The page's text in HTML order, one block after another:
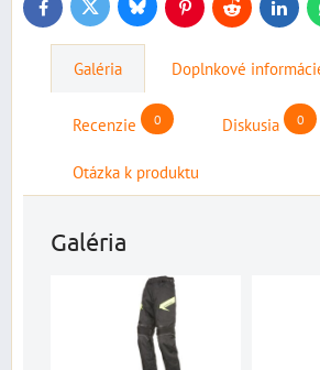
FacebookTwitter BlueskyPinterestReddit
Galéria Doplnkové
Recenzie 0 Diskusia 0
Otázka k produktu
Galéria